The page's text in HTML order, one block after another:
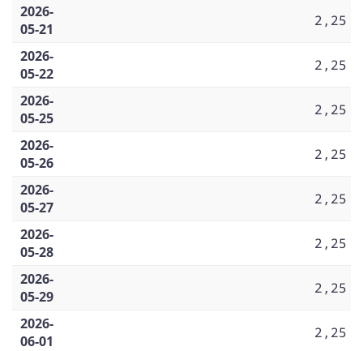
2026-
05-21
2,25
2026-
05-22
2,25
2026-
05-25
2,25
2026-
05-26
2,25
2026-
05-27
2,25
2026-
05-28
2,25
2026-
05-29
2,25
2026-
06-01
2,25